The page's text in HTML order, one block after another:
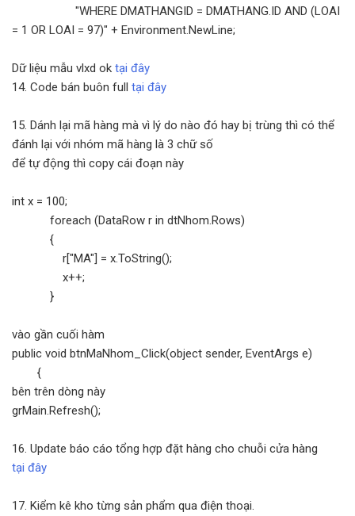
"WHERE DMATHANGID = DMATHANG.ID AND (LOAI
= 1 OR LOAI = 97)" + Environment.NewLine;
Dữ liệu mẫu vlxd ok tại đây
14. Code bán buôn full tại đây
15. Dánh lại mã hàng mà vì lý do nào đó hay bị trùng thì có thể
đánh lại với nhóm mã hàng là 3 chữ số
để tự động thì copy cái đoạn này
int x = 100;
foreach (DataRow r in dtNhom.Rows)
{
r["MA"] = x.ToString();
x++;
}
vào gần cuối hàm
public void btnMaNhom_Click(object sender, EventArgs e)
{
bên trên dòng này
grMain.Refresh();
16. Update báo cáo tổng hợp đặt hàng cho chuỗi cửa hàng
tại đây
17. Kiểm kê kho từng sản phẩm qua điện thoại.